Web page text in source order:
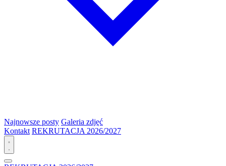
Najnowsze posty Galeria zdjęć
Kontakt REKRUTACJA 2026/2027